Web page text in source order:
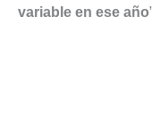
variable en ese año